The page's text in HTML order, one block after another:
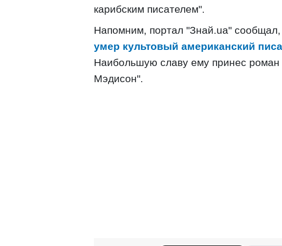
карибским писателем".
Напомним, портал "Знай.ua" сообщал,
умер культовый американский
Наибольшую славу ему принес роман
Мэдисон".